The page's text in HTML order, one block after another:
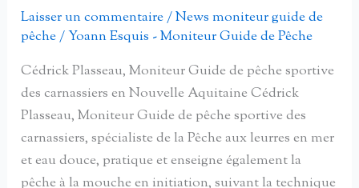
Laisser un commentaire/News moniteur guide de
pêche/Yoann Esquis - Moniteur Guide de Pêche
Cédrick Plasseau, Moniteur Guide de pêche sportive
des carnassiers en Nouvelle Aquitaine Cédrick
Plasseau, Moniteur Guide de pêche sportive des
carnassiers, spécialiste de la Pêche aux leurres en mer
et eau douce, pratique et enseigne également la
pêche à la mouche en initiation, suivant la technique